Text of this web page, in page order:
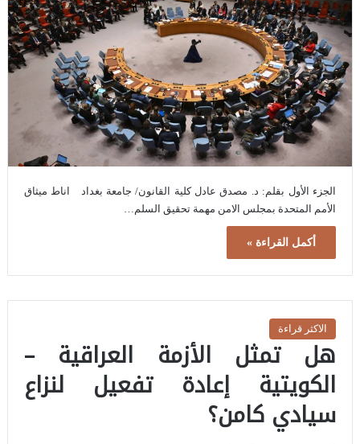
الجزء الأول بقلم: د. مصدق عادل كلية القانون/ جامعة بغداد اناط ميثاق
الأمم المتحدة بمجلس الامن مهمة تحقيق السلم…
أكمل القراءة »
الاكثر قراءة
هل تمثل الأزمة العراقية –
الكويتية إعادة تفعيل لنزاع
سيادي كامن؟